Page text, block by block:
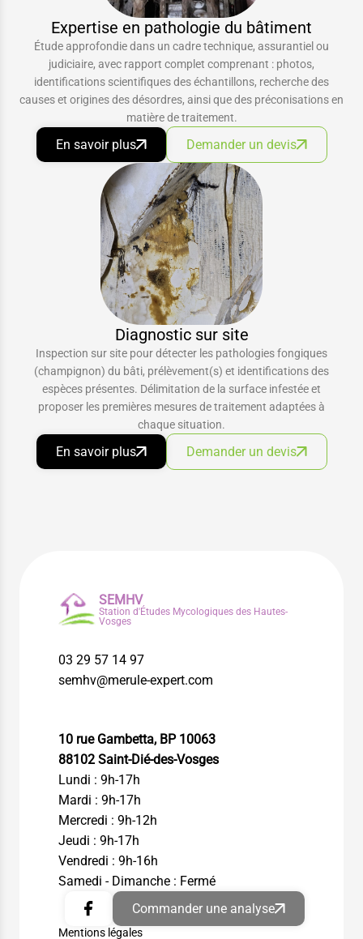
Expertise en pathologie du bâtiment
Étude approfondie dans un cadre technique, assurantiel ou
judiciaire, avec rapport complet comprenant : photos,
identifications scientifiques des échantillons, recherche des
causes et origines des désordres, ainsi que des préconisations en
matière de traitement.
En savoir plus Demander un devis
Diagnostic sur site
Inspection sur site pour détecter les pathologies fongiques
(champignon) du bâti, prélèvement(s) et identifications des
espèces présentes. Délimitation de la surface infestée et
proposer les premières mesures de traitement adaptées à
chaque situation.
En savoir plus Demander un devis
SEMHV
Station d'Études Mycologiques des Hautes-
Vosges
03 29 57 14 97
semhv@merule-expert.com
10 rue Gambetta, BP 10063
88102 Saint-Dié-des-Vosges
Lundi : 9h-17h
Mardi : 9h-17h
Mercredi : 9h-12h
Jeudi : 9h-17h
Vendredi : 9h-16h
Samedi - Dimanche : Fermé
Commander une analyse
Mentions légales